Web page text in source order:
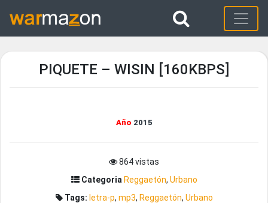
PIQUETE – WISIN [160KBPS]
Año 2015
864 vistas
Categoria Reggaetón, Urbano
Tags: letra-p, mp3, Reggaetón, Urbano